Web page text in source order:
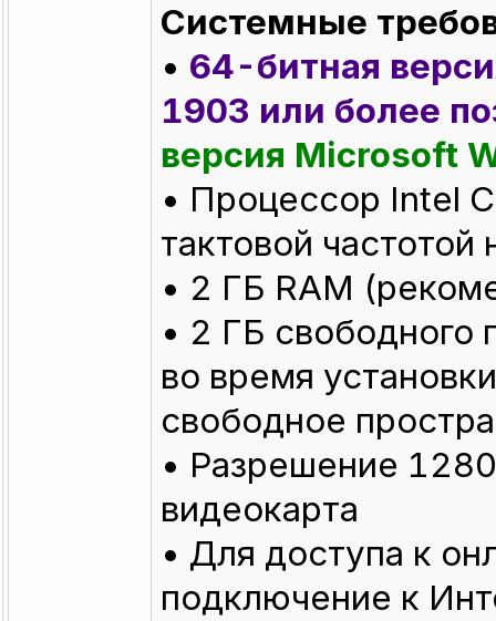
Системные
• 64-битная
1903 или более
версия Microsoft
• Процессор Intel
тактовой
• 2 ГБ RAM
• 2 ГБ свободного
во время
свободное
• Разрешение
видеокарта
• Для доступа к
подключение к